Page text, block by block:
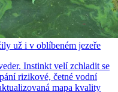
už i v oblíbeném jezeře
Instinkt velí zchladit se
rizikové, četné vodní
mapa kvality